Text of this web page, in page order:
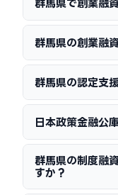
群馬県で創業融
群馬県の創業融
群馬県の認定支
日本政策金融公
群馬県の制度融
すか？